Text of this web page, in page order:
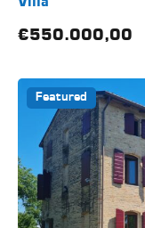
€550.000,00
Featured